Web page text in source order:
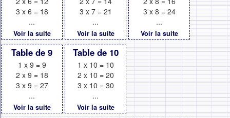
3 x 6 = 18
...
Voir la suite
3 x 7 = 21
...
Voir la suite
3 x 8 = 24
...
Voir la suite
Table de 9
1 x 9 = 9
2 x 9 = 18
3 x 9 = 27
...
Voir la suite
Table de 10
1 x 10 = 10
2 x 10 = 20
3 x 10 = 30
...
Voir la suite